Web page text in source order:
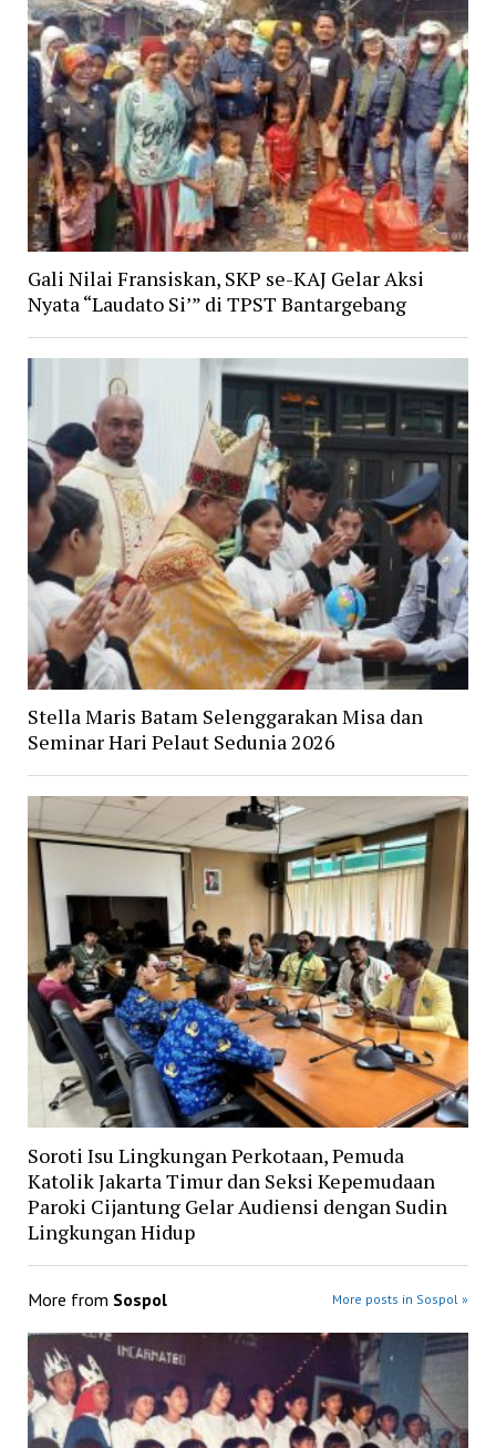
Gali Nilai Fransiskan, SKP se-KAJ Gelar Aksi
Nyata “Laudato Si’” di TPST Bantargebang
Stella Maris Batam Selenggarakan Misa dan
Seminar Hari Pelaut Sedunia 2026
Soroti Isu Lingkungan Perkotaan, Pemuda
Katolik Jakarta Timur dan Seksi Kepemudaan
Paroki Cijantung Gelar Audiensi dengan Sudin
Lingkungan Hidup
More from Sospol More posts in Sospol »